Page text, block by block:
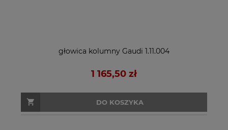
głowica kolumny Gaudi 1.11.004
1 165,50 zł
DO KOSZYKA